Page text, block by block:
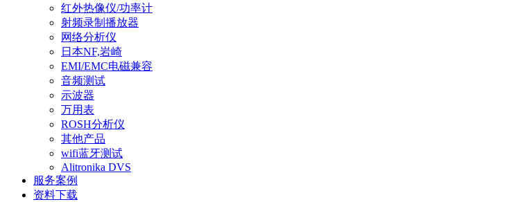
红外热像仪/功率计
射频录制播放器
网络分析仪
日本NF,岩崎
EMI/EMC电磁兼容
音频测试
示波器
万用表
ROSH分析仪
其他产品
wifi蓝牙测试
Alitronika DVS
服务案例
资料下载